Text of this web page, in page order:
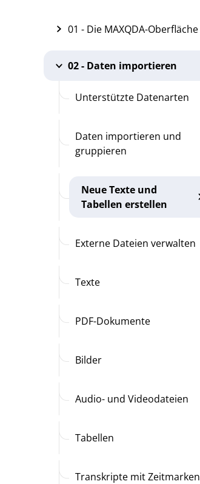
01 - Die MAXQDA-Oberfläche
02 - Daten importieren
Unterstützte Datenarten
Daten importieren und
gruppieren
Neue Texte und
Tabellen erstellen
Externe Dateien verwalten
Texte
PDF-Dokumente
Bilder
Audio- und Videodateien
Tabellen
Transkripte mit Zeitmarken